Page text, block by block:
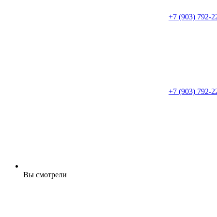
+7 (903) 792-
+7 (903) 792-
Вы смотрели